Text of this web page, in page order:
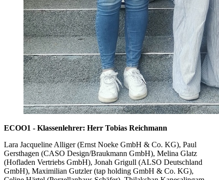
ECOO1 - Klassenlehrer: Herr Tobias Reichmann
Lara Jacqueline Alliger (Ernst Noeke GmbH & Co. KG), Paul
Gersthagen (CASO Design/Braukmann GmbH), Melina Glatz
(Hofladen Vertriebs GmbH), Jonah Grigull (ALSO Deutschland
GmbH), Maximilian Gutzler (tap holding GmbH & Co. KG),